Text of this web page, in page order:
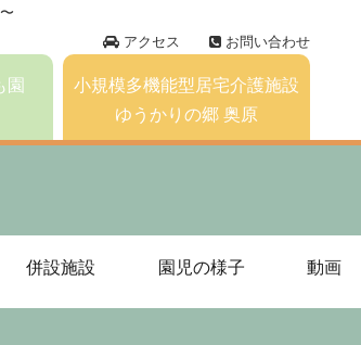
アクセス
お問い合わせ
園
小規模多機能型居宅介護施設
ゆうかりの郷 奥原
併設施設 園児の様子 動画